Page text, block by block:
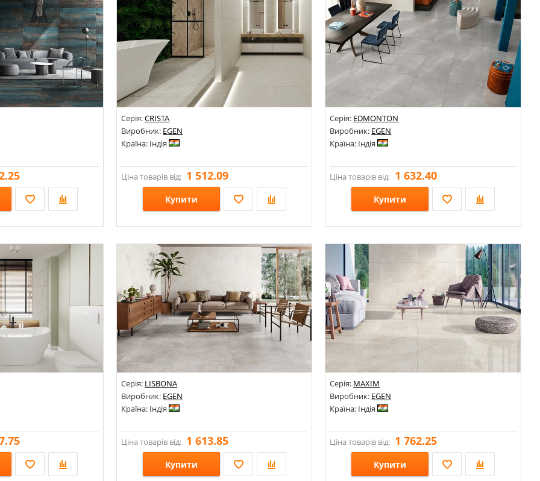
Під метал;
Серія:CRISTA
Виробник: EGEN
Країна: Індія
Ціна товарів від: 1 512.09
Купити
Розміри: 600х600; 600х1200;
Стилі: Під камінь; Під мармур;
Кольори:
Серія: EDMONTON
Виробник: EGEN
Країна: Індія
Ціна товарів від: 1 632.40
Купити
Розміри: 600х600;
Стилі: Під камінь; Під мармур;
Кольори:
Серія: LISBONA
Виробник: EGEN
Країна: Індія
Ціна товарів від: 1 613.85
Купити
Серія: MAXIM
Виробник: EGEN
Країна: Індія
Ціна товарів від: 1 762.25
Купити